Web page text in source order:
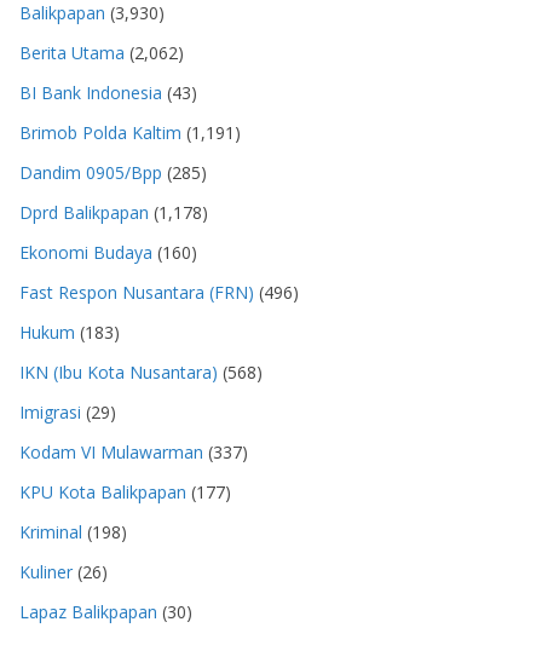
Balikpapan (3,930)
Berita Utama (2,062)
BI Bank Indonesia (43)
Brimob Polda Kaltim (1,191)
Dandim 0905/Bpp (285)
Dprd Balikpapan (1,178)
Ekonomi Budaya (160)
Fast Respon Nusantara (FRN) (496)
Hukum (183)
IKN (Ibu Kota Nusantara) (568)
Imigrasi (29)
Kodam VI Mulawarman (337)
KPU Kota Balikpapan (177)
Kriminal (198)
Kuliner (26)
Lapaz Balikpapan (30)